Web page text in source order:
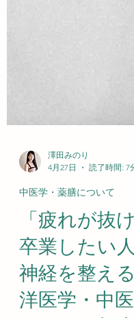
澤田みのり
4月27日
読了時間: 7分
中医学・薬膳について